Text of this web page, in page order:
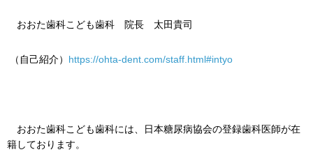
おおた歯科こども歯科 院長 太田貴司
（自己紹介） https://ohta-dent.com/staff.html#intyo
おおた歯科こども歯科には、日本糖尿病協会の登録歯科医師が在
籍しております。